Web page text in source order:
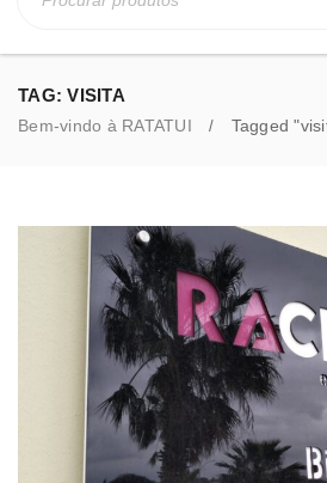
TAG: VISITA
Bem-vindo à RATATUI / Tagged